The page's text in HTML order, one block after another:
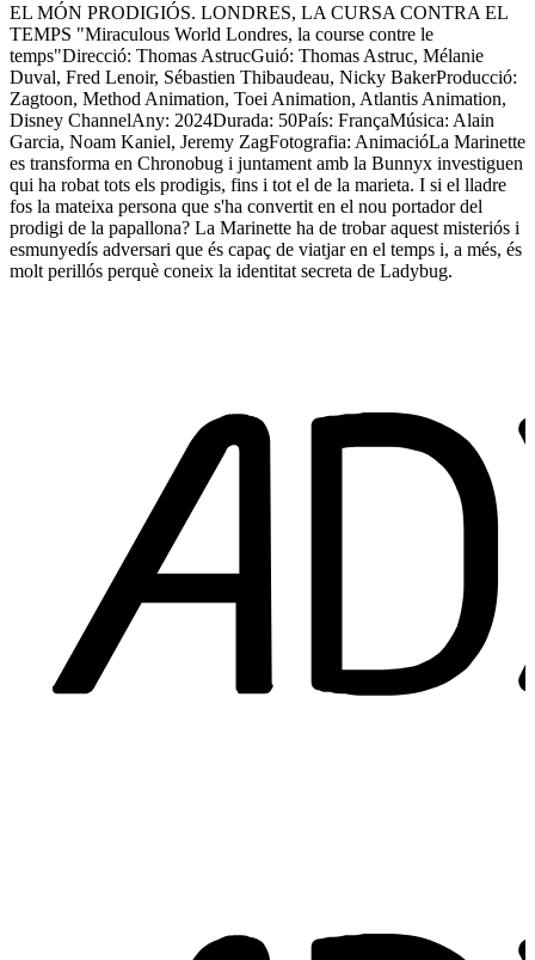
EL MÓN PRODIGIÓS. LONDRES, LA CURSA CONTRA EL
TEMPS "Miraculous World Londres, la course contre le
temps"Direcció: Thomas AstrucGuió: Thomas Astruc, Mélanie
Duval, Fred Lenoir, Sébastien Thibaudeau, Nicky BakerProducció:
Zagtoon, Method Animation, Toei Animation, Atlantis Animation,
Disney ChannelAny: 2024Durada: 50País: FrançaMúsica: Alain
Garcia, Noam Kaniel, Jeremy ZagFotografia: AnimacióLa Marinette
es transforma en Chronobug i juntament amb la Bunnyx investiguen
qui ha robat tots els prodigis, fins i tot el de la marieta. I si el lladre
fos la mateixa persona que s'ha convertit en el nou portador del
prodigi de la papallona? La Marinette ha de trobar aquest misteriós i
esmunyedís adversari que és capaç de viatjar en el temps i, a més, és
molt perillós perquè coneix la identitat secreta de Ladybug.